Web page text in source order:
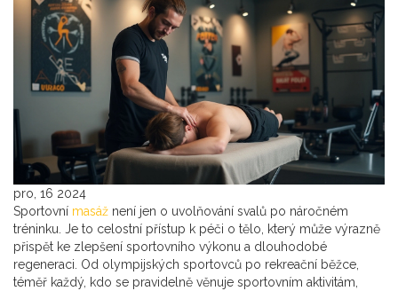
pro, 16 2024
Sportovní masáž není jen o uvolňování svalů po náročném
tréninku. Je to celostní přístup k péči o tělo, který může výrazně
přispět ke zlepšení sportovního výkonu a dlouhodobé
regeneraci. Od olympijských sportovců po rekreační běžce,
téměř každý, kdo se pravidelně věnuje sportovním aktivitám,